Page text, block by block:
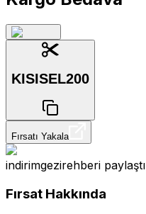
KISISEL200
Fırsatı Yakala
indirimgezirehberi paylaştı
Fırsat Hakkında